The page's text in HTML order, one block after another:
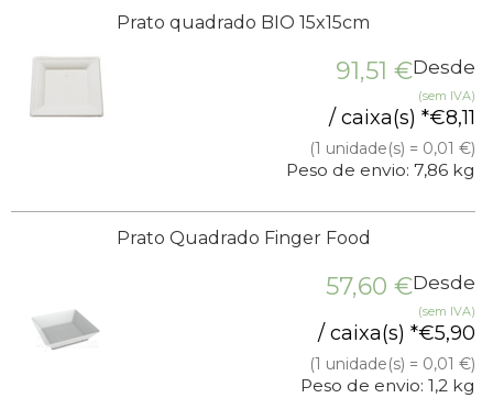
Prato quadrado BIO 15x15cm
Desde
91,51 €
(sem IVA)
8,11
€
/ caixa(s) *
(1 unidade(s) = 0,01 €)
Peso de envio: 7,86 kg
Prato Quadrado Finger Food
Desde
57,60 €
(sem IVA)
5,90
€
/ caixa(s) *
(1 unidade(s) = 0,01 €)
Peso de envio: 1,2 kg